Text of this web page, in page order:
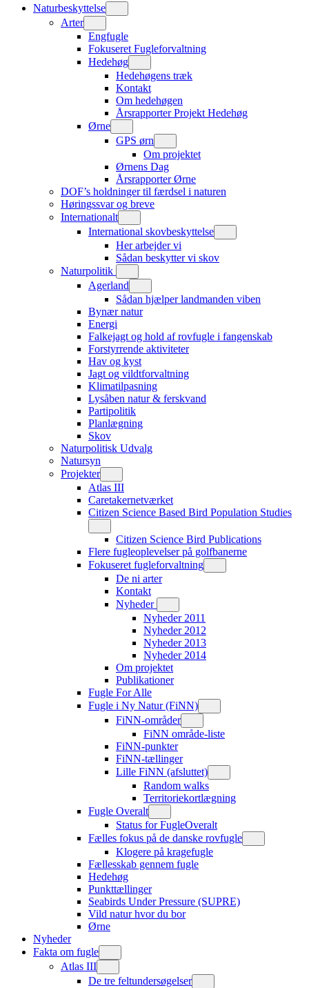
Naturbeskyttelse
Arter
Engfugle
Fokuseret Fugleforvaltning
Hedehøg
Hedehøgens træk
Kontakt
Om hedehøgen
Årsrapporter Projekt Hedehøg
Ørne
GPS ørn
Om projektet
Ørnens Dag
Årsrapporter Ørne
DOF’s holdninger til færdsel i naturen
Høringssvar og breve
Internationalt
International skovbeskyttelse
Her arbejder vi
Sådan beskytter vi skov
Naturpolitik
Agerland
Sådan hjælper landmanden viben
Bynær natur
Energi
Falkejagt og hold af rovfugle i fangenskab
Forstyrrende aktiviteter
Hav og kyst
Jagt og vildtforvaltning
Klimatilpasning
Lysåben natur & ferskvand
Partipolitik
Planlægning
Skov
Naturpolitisk Udvalg
Natursyn
Projekter
Atlas III
Caretakernetværket
Citizen Science Based Bird Population Studies
Citizen Science Bird Publications
Flere fugleoplevelser på golfbanerne
Fokuseret fugleforvaltning
De ni arter
Kontakt
Nyheder
Nyheder 2011
Nyheder 2012
Nyheder 2013
Nyheder 2014
Om projektet
Publikationer
Fugle For Alle
Fugle i Ny Natur (FiNN)
FiNN-områder
FiNN område-liste
FiNN-punkter
FiNN-tællinger
Lille FiNN (afsluttet)
Random walks
Territoriekortlægning
Fugle Overalt
Status for FugleOveralt
Fælles fokus på de danske rovfugle
Klogere på kragefugle
Fællesskab gennem fugle
Hedehøg
Punkttællinger
Seabirds Under Pressure (SUPRE)
Vild natur hvor du bor
Ørne
Nyheder
Fakta om fugle
Atlas III
De tre feltundersøgelser